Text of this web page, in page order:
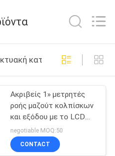
κατασκευή
Ακριβείς 1» μετρητές
ροής μαζούτ κολπίσκων
και εξόδου με το LCD
επιδεικνύουν,
αντιμετωπίζουν
ρυθμισμένο 360º
negotiable MOQ:50
CONTACT